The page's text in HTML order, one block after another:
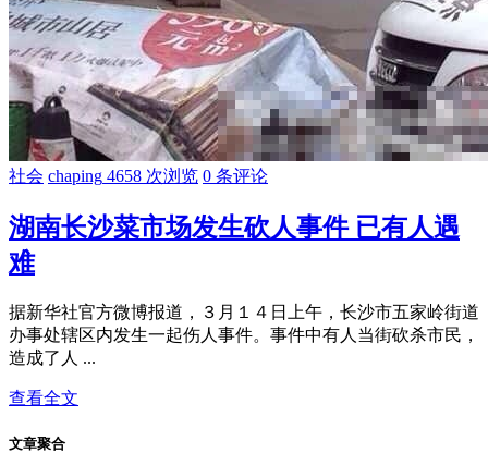
社会 chaping 4658 次浏览 0 条评论
湖南长沙菜市场发生砍人事件 已有人遇
难
据新华社官方微博报道，３月１４日上午，长沙市五家岭街道
办事处辖区内发生一起伤人事件。事件中有人当街砍杀市民，
造成了人 ...
查看全文
文章聚合